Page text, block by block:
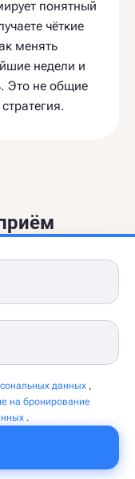
понятный
чёткие
менять
недели и
Это не общие
данных ,
на бронирование
.